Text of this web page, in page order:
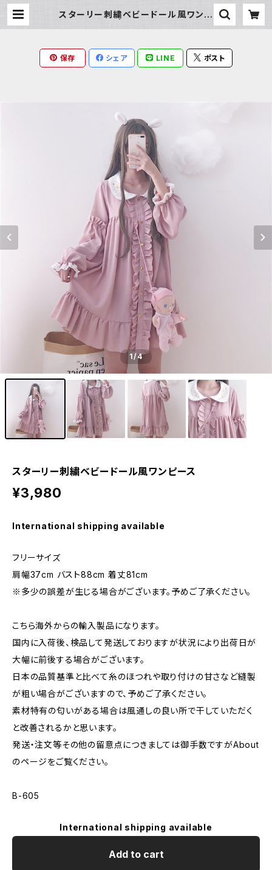
スターリー刺繍ベビードール風ワンピ
保存 シェア LINE ポスト
1/4
スターリー刺繍ベビードール風ワンピース
¥3,980
International shipping available
フリーサイズ
肩幅37cm バスト88cm 着丈81cm
※多少の誤差が生じる場合がございます。予めご了承ください。
こちら海外からの輸入製品になります。
国内に入荷後、検品して発送しておりますが状況により出荷日が
大幅に前後する場合がございます。
日本の品質基準と比べて糸のほつれや取り付けの甘さなど縫製
が粗い場合がございますので、予めご了承ください。
素材特有の匂いがある場合は風通しの良い所で干していただく
と改善されるかと思います。
発送・注文等その他の留意点につきましては御手数ですがAbout
のページをご覧ください。
B-605
International shipping available
Add to cart